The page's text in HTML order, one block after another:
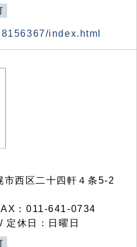
index.html
西区二十四軒４条5-2
：011-641-0734
休日：日曜日